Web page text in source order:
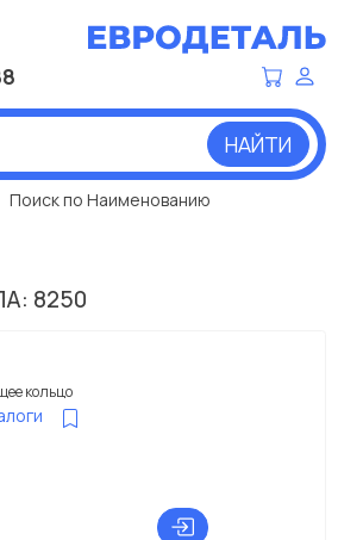
НАЙТИ
Поиск по Наименованию
8250
кольцо